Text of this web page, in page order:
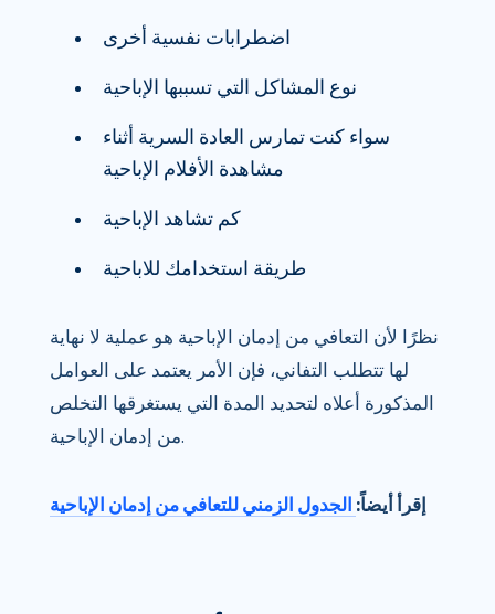
اضطرابات نفسية أخرى
نوع المشاكل التي تسببها الإباحية
سواء كنت تمارس العادة السرية أثناء
مشاهدة الأفلام الإباحية
كم تشاهد الإباحية
طريقة استخدامك للاباحية
نظرًا لأن التعافي من إدمان الإباحية هو عملية لا نهاية
لها تتطلب التفاني، فإن الأمر يعتمد على العوامل
المذكورة أعلاه لتحديد المدة التي يستغرقها التخلص
من إدمان الإباحية.
إقرأ أيضاً: الجدول الزمني للتعافي من إدمان الإباحية